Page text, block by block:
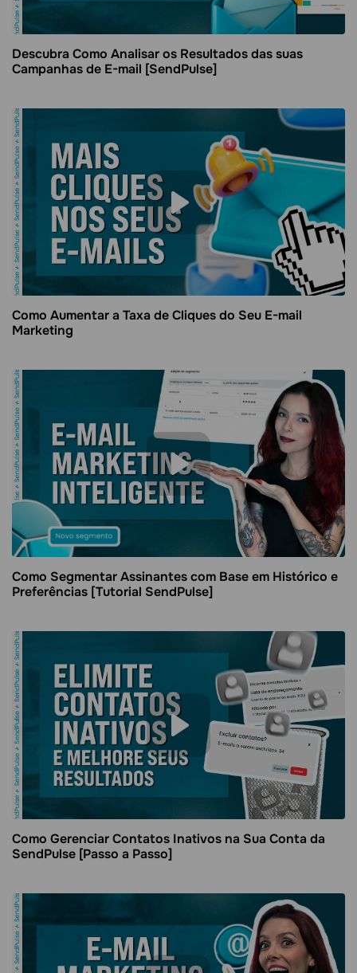
Descubra Como Analisar os Resultados das suas
Campanhas de E-mail [SendPulse]
Como Aumentar a Taxa de Cliques do Seu E-mail
Marketing
Como Segmentar Assinantes com Base em Histórico e
Preferências [Tutorial SendPulse]
Como Gerenciar Contatos Inativos na Sua Conta da
SendPulse [Passo a Passo]